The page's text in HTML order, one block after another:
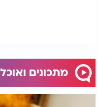
מתכונים ואוכל